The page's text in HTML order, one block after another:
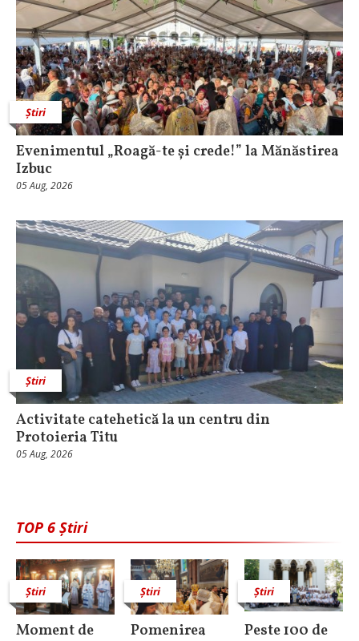
Știri
Evenimentul „Roagă-te și crede!” la Mănăstirea
Izbuc
05 Aug, 2026
Știri
Activitate catehetică la un centru din
Protoieria Titu
05 Aug, 2026
TOP 6 Știri
Știri
Moment de
Știri
Pomenirea
Știri
Peste 100 de